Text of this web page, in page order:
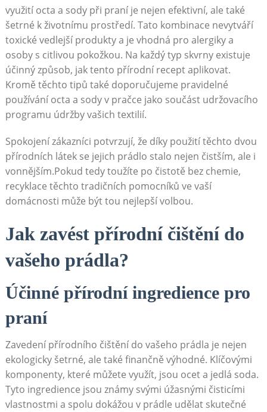
využití ⁢octa a sody při praní⁢ je nejen efektivní, ale také
šetrné k životnímu prostředí. Tato kombinace nevytváří
toxické vedlejší ‌produkty a je vhodná pro alergiky a
osoby s citlivou⁢ pokožkou. Na​ každý⁤ typ skvrny existuje
účinný ⁤způsob, ⁤jak tento přírodní ‌recept aplikovat.
Kromě těchto tipů také doporučujeme pravidelné ​
používání octa a sody v pračce jako součást udržovacího
programu údržby vašich textilií.
Spokojení ⁤zákazníci potvrzují, že díky použití⁢ těchto dvou
přírodních látek se jejich prádlo stalo nejen čistším,‌ ale i
vonnějším.Pokud tedy toužíte po ⁣čistotě bez chemie,
‌recyklace těchto tradičních pomocníků ve vaší
domácnosti může být tou‌ nejlepší volbou.
Jak zavést přírodní čištění do
vašeho prádla?
Účinné přírodní ingredience pro
praní
Zavedení přírodního ⁢čištění do vašeho prádla je nejen
ekologicky šetrné, ale také finančně výhodné. Klíčovými
komponenty, které můžete využít, jsou ocet‌ a ⁤jedlá soda.
Tyto ingredience‌ jsou známy ​svými úžasnými čisticími
vlastnostmi a spolu dokážou v prádle‍ udělat skutečné